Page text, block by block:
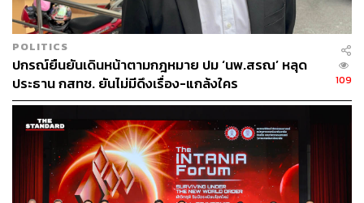
ส่วนสถาบันการเงินที่ได้รับผลกระทบในทางบวกก็คือ ธุรกิจ
เกี่ยวกับเช่าซื้อ และการเงินส่วนบุคคล เนื่องจากธุรกิจเหล่านี้
มีการกู้เงินจากธนาคารพาณิชย์ หรือออกหุ้นกู้ ส่งผลให้
ต้นทุนทางเงินลดลง ในขณะที่ฝั่งของการปล่อยสินเชื่อจะมี
การกำหนดอัตราดอกเบี้ยเงินกู้ไว้คงที่ (ไม่ได้เปลี่ยนไปตาม
อัตราดอกเบี้ยในตลาด) ดังนั้น จึงทำให้กำไรมีแนวโน้มดีขึ้น
ลองนึกง่ายๆ ถึงเวลาเราผ่อนรถก็ได้
พิสูจน์อักษร: พรนภัส ชำนาญค้า
POLITICS
ปกรณ์ยืนยันเดินหน้าตามกฎหมาย ปม ‘นพ.สรณ’ หลุด
ประธาน กสทช. ยันไม่มีดึงเรื่อง-แกล้งใคร
109